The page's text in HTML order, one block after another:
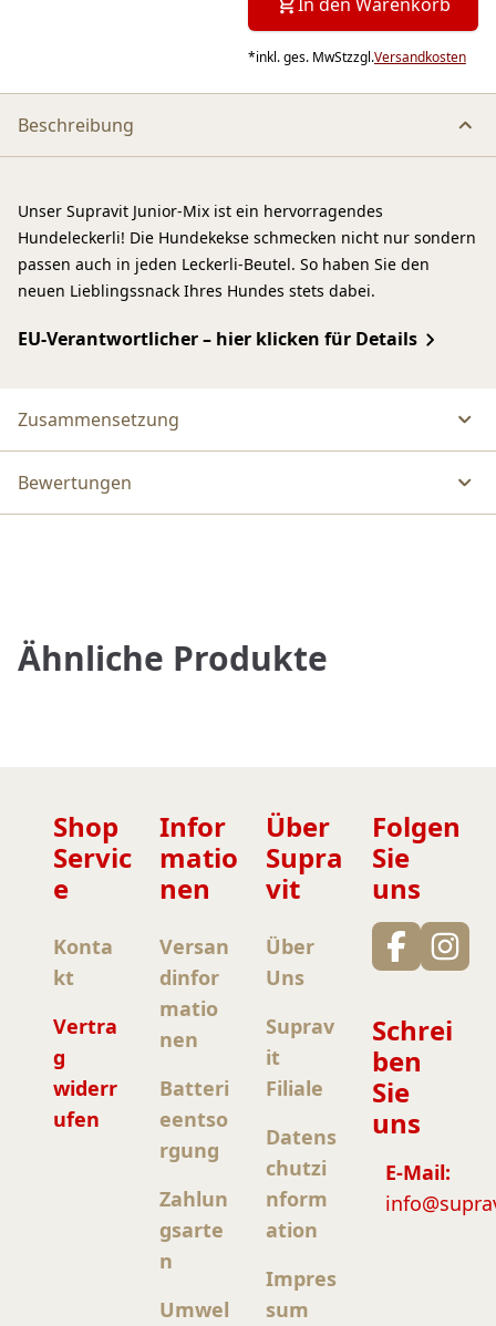
*inkl. ges. MwStzzgl.Versandkosten
Beschreibung
Unser Supravit Junior-Mix ist ein hervorragendes
Hundeleckerli! Die Hundekekse schmecken nicht nur sondern
passen auch in jeden Leckerli-Beutel. So haben Sie den
neuen Lieblingssnack Ihres Hundes stets dabei.
EU-Verantwortlicher – hier klicken für Details
Zusammensetzung
Bewertungen
Ähnliche Produkte
Shop
Servic
e
Konta
kt
Vertra
g
widerr
ufen
Infor
matio
nen
Versan
dinfor
matio
nen
Batteri
eentso
rgung
Zahlun
gsarte
n
Umwel
Über
Supra
vit
Über
Uns
Suprav
it
Filiale
Datens
chutzi
nform
ation
Impres
sum
Folgen
Sie
uns
Schrei
ben
Sie
uns
E-Mail: